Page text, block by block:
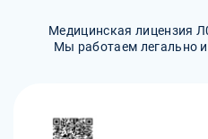
Медицинская лицензия
Мы работаем легально